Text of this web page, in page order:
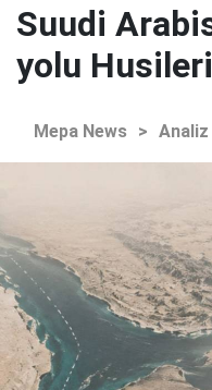
Suudi
yolu
Mepa News > Analiz